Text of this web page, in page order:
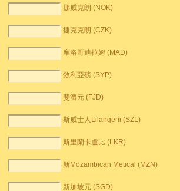
挪威克朗 (NOK)
捷克克朗 (CZK)
摩洛哥迪拉姆 (MAD)
敘利亞磅 (SYP)
斐濟元 (FJD)
斯威士人Lilangeni (SZL)
斯里蘭卡盧比 (LKR)
新Mozambican Metical (MZN)
新加坡元 (SGD)